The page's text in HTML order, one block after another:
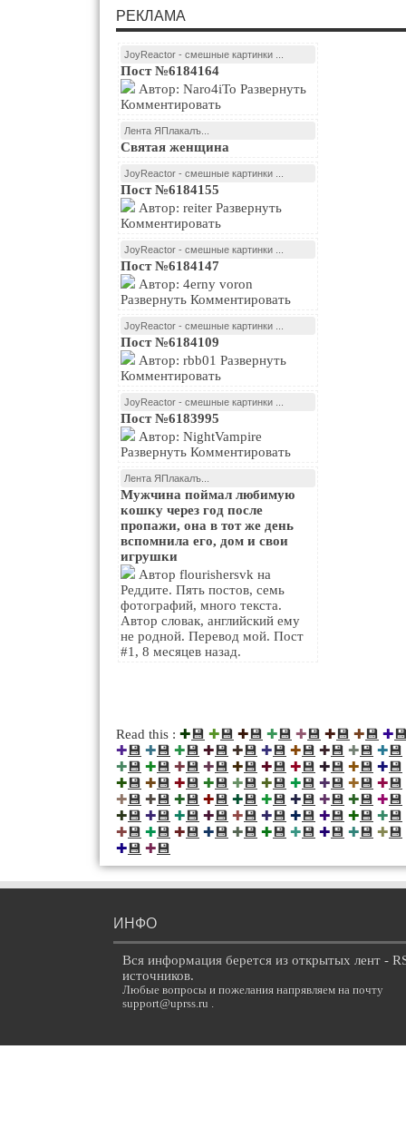
РЕКЛАМА
JoyReactor - смешные картинки ...
Пост №6184164
Комментировать
Лента ЯПлакалъ...
Святая женщина
JoyReactor - смешные картинки ...
Пост №6184155
Комментировать
JoyReactor - смешные картинки ...
Пост №6184147
Развернуть Комментировать
JoyReactor - смешные картинки ...
Пост №6184109
Комментировать
JoyReactor - смешные картинки ...
Пост №6183995
Развернуть Комментировать
Лента ЯПлакалъ...
Мужчина поймал любимую
кошку через год после
пропажи, она в тот же день
вспомнила его, дом и свои
игрушки
Реддите. Пять постов, семь
фотографий, много текста.
Автор словак, английский ему
не родной. Перевод мой. Пост
#1, 8 месяцев назад.
Read this : ✚💾 ✚💾 ✚💾 ✚💾 ✚💾 ✚💾 ✚💾 ✚
✚💾 ✚💾 ✚💾 ✚💾 ✚💾 ✚💾 ✚💾 ✚💾 ✚💾 ✚💾
✚💾 ✚💾 ✚💾 ✚💾 ✚💾 ✚💾 ✚💾 ✚💾 ✚💾 ✚💾
✚💾 ✚💾 ✚💾 ✚💾 ✚💾 ✚💾 ✚💾 ✚💾 ✚💾 ✚💾
✚💾 ✚💾 ✚💾 ✚💾 ✚💾 ✚💾 ✚💾 ✚💾 ✚💾 ✚💾
✚💾 ✚💾 ✚💾 ✚💾 ✚💾 ✚💾 ✚💾 ✚💾 ✚💾 ✚💾
✚💾 ✚💾 ✚💾 ✚💾 ✚💾 ✚💾 ✚💾 ✚💾 ✚💾 ✚💾
✚💾 ✚💾
ИНФО
Вся информация берется из открытых лент -
источников.
Любые вопросы и пожелания напрявляем на почту
support@uprss.ru .